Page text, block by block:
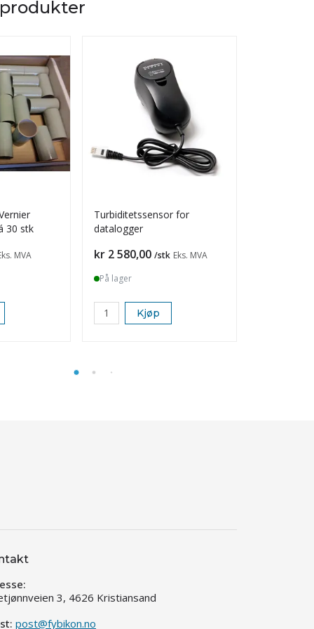
30 stk
MVA
Turbiditetssensor for
datalogger
Pris
kr 2 580,00 /stk Eks. MVA
På lager
Kjøp
3, 4626 Kristiansand
post@fybikon.no